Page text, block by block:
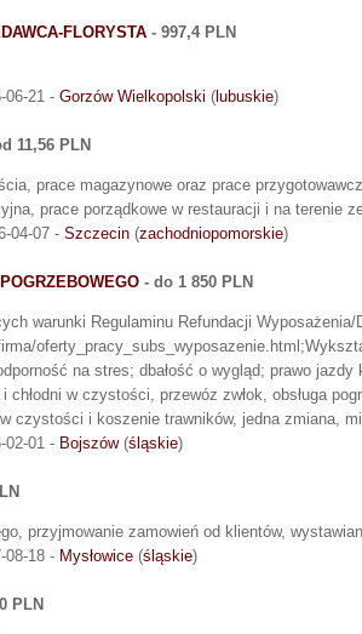
FLORYSTA - 997,4 PLN
06-21 - Gorzów Wielkopolski ( lubuskie)
11,56 PLN
prace magazynowe oraz prace
prace porządkowe w restauracji i na terenie
04-07 - Szczecin (zachodniopomorskie)
- do 1 850 PLN
warunki Regulaminu Refundacji
na stres; dbałość o wygląd; prawo
chłodni w czystości, przewóz zwłok, obsługa
czystości i koszenie trawników, jedna zmiana,
02-01 - Bojszów(śląskie)
przyjmowanie zamowień od klientów,
08-18 - Mysłowice (śląskie)
PLN